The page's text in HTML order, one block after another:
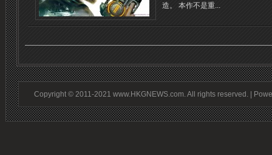
造。 本作不是重...
Copyright © 2011-2021 www.HKGNEWS.com. All rights reserved. |